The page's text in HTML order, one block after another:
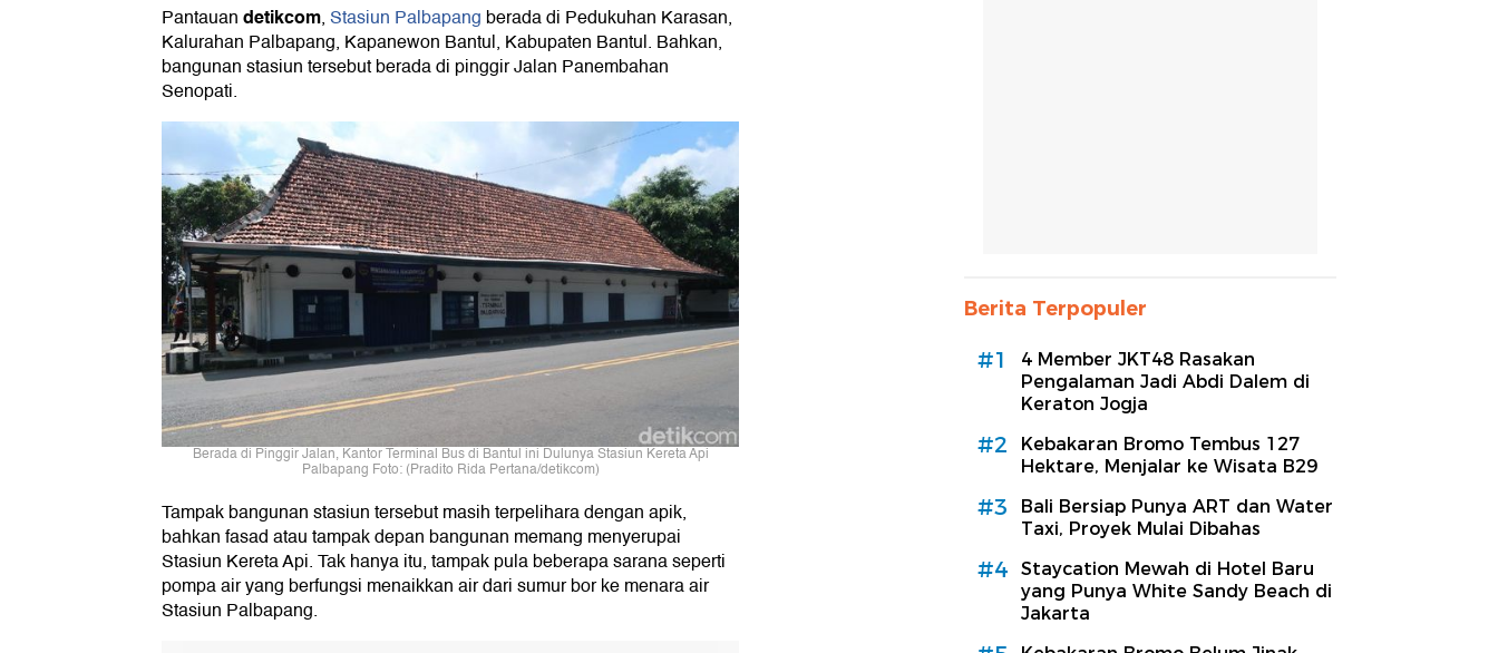
Pantauandetikcom,Stasiun Palbapang berada di Pedukuhan Karasan,
Kalurahan Palbapang, Kapanewon Bantul, Kabupaten Bantul. Bahkan,
bangunan stasiun tersebut berada di pinggir Jalan Panembahan
Senopati.
Berada di Pinggir Jalan, Kantor Terminal Bus di Bantul ini Dulunya Stasiun Kereta Api
Palbapang Foto: (Pradito Rida Pertana/detikcom)
Tampak bangunan stasiun tersebut masih terpelihara dengan apik,
bahkan fasad atau tampak depan bangunan memang menyerupai
Stasiun Kereta Api. Tak hanya itu, tampak pula beberapa sarana seperti
pompa air yang berfungsi menaikkan air dari sumur bor ke menara air
Stasiun Palbapang.
Berita Terpopuler
#1
4 Member JKT48 Rasakan
Pengalaman Jadi Abdi Dalem di
Keraton Jogja
#2
Kebakaran Bromo Tembus 127
Hektare, Menjalar ke Wisata B29
#3
Bali Bersiap Punya ART dan Water
Taxi, Proyek Mulai Dibahas
#4
Staycation Mewah di Hotel Baru
yang Punya White Sandy Beach di
Jakarta